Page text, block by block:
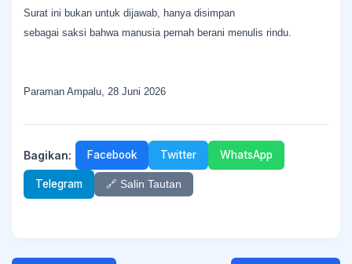
Surat ini bukan untuk dijawab, hanya disimpan
sebagai saksi bahwa manusia pernah berani menulis rindu.
Paraman Ampalu, 28 Juni 2026
Bagikan: Facebook Twitter WhatsApp
Telegram 🔗 Salin Tautan